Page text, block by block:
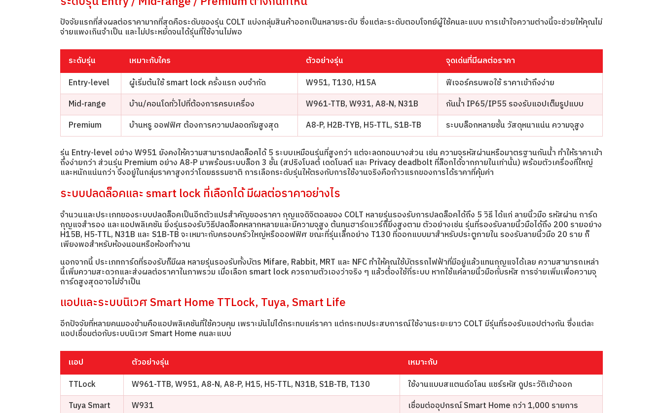
ปัจจัยแรกที่ส่งผลต่อราคามากที่สุดคือระดับของรุ่น COLT แบ่งกลุ่มสินค้าออกเป็นหลายระดับ ซึ่งแต่ละระดับตอบโจทย์ผู้ใช้คนละแบบ การเข้าใจความต่างนี้จะช่วยให้คุณไม่
จ่ายแพงเกินจำเป็น และไม่ประหยัดจนได้รุ่นที่ใช้งานไม่พอ
ระดับรุ่น เหมาะกับใคร ตัวอย่างรุ่น
จุดเด่นที่มีผลต่อราคา
Entry-level
ผู้เริ่มต้นใช้ smart lock ครั้งแรก งบจำกัด W951, T130, H15A
ฟีเจอร์ครบพอใช้ ราคาเข้าถึงง่าย
Mid-range
บ้าน/คอนโดทั่วไปที่ต้องการครบเครื่อง W961-TTB, W931, A8-N, N31B
กันน้ำ IP65/IP55 รองรับแอปเต็มรูปแบบ
Premium
บ้านหรู ออฟฟิศ ต้องการความปลอดภัยสูงสุด A8-P, H2B-TYB, H5-TTL, S1B-TB ระบบล็อกหลายชั้น วัสดุหนาแน่น ความจุสูง
รุ่น Entry-level อย่าง W951 ยังคงให้ความสามารถปลดล็อคได้ 5 ระบบเหมือนรุ่นที่สูงกว่า แต่จะลดทอนบางส่วน เช่น ความจุรหัสผ่านหรือมาตรฐานกันน้ำ ทำให้ราคาเข้า
ถึงง่ายกว่า ส่วนรุ่น Premium อย่าง A8-P มาพร้อมระบบล็อก 3 ชั้น (สปริงโบลต์ เดดโบลต์ และ Privacy deadbolt ที่ล็อกได้จากภายในเท่านั้น) พร้อมตัวเครื่องที่ใหญ่
และหนักแน่นกว่า จึงอยู่ในกลุ่มราคาสูงกว่าโดยธรรมชาติ การเลือกระดับรุ่นให้ตรงกับการใช้งานจริงคือก้าวแรกของการได้ราคาที่คุ้มค่า
ระบบปลดล็อคและ smart lock ที่เลือกได้ มีผลต่อราคาอย่างไร
จำนวนและประเภทของระบบปลดล็อคเป็นอีกตัวแปรสำคัญของราคา กุญแจดิจิตอลของ COLT หลายรุ่นรองรับการปลดล็อคได้ถึง 5 วิธี ได้แก่ ลายนิ้วมือ รหัสผ่าน การ์ด
กุญแจสำรอง และแอปพลิเคชัน ยิ่งรุ่นรองรับวิธีปลดล็อคหลากหลายและมีความจุสูง ต้นทุนฮาร์ดแวร์ก็ยิ่งสูงตาม ตัวอย่างเช่น รุ่นที่รองรับลายนิ้วมือได้ถึง 200 รายอย่าง
H15B, H5-TTL, N31B และ S1B-TB จะเหมาะกับครอบครัวใหญ่หรือออฟฟิศ ขณะที่รุ่นเล็กอย่าง T130 ที่ออกแบบมาสำหรับประตูภายใน รองรับลายนิ้วมือ 20 ราย ก็
เพียงพอสำหรับห้องนอนหรือห้องทำงาน
นอกจากนี้ ประเภทการ์ดที่รองรับก็มีผล หลายรุ่นรองรับทั้งบัตร Mifare, Rabbit, MRT และ NFC ทำให้คุณใช้บัตรรถไฟฟ้าที่มีอยู่แล้วแทนกุญแจได้เลย ความสามารถเหล่า
นี้เพิ่มความสะดวกและส่งผลต่อราคาในภาพรวม เมื่อเลือก smart lock ควรถามตัวเองว่าจริง ๆ แล้วต้องใช้กี่ระบบ หากใช้แค่ลายนิ้วมือกับรหัส การจ่ายเพิ่มเพื่อความจุ
การ์ดสูงสุดอาจไม่จำเป็น
แอปและระบบนิเวศ Smart Home TTLock, Tuya, Smart Life
อีกปัจจัยที่หลายคนมองข้ามคือแอปพลิเคชันที่ใช้ควบคุม เพราะมันไม่ได้กระทบแค่ราคา แต่กระทบประสบการณ์ใช้งานระยะยาว COLT มีรุ่นที่รองรับแอปต่างกัน ซึ่งแต่ละ
แอปเชื่อมต่อกับระบบนิเวศ Smart Home คนละแบบ
แอป ตัวอย่างรุ่น
เหมาะกับ
TTLock
W961-TTB, W951, A8-N, A8-P, H15, H5-TTL, N31B, S1B-TB, T130
ใช้งานแบบสแตนด์อโลน แชร์รหัส ดูประวัติเข้าออก
Tuya Smart
W931
เชื่อมต่ออุปกรณ์ Smart Home กว่า 1,000 รายการ